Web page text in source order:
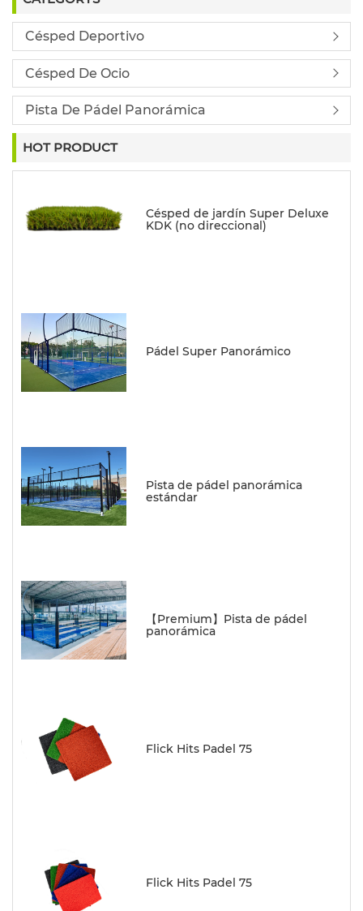
Césped Deportivo
Césped De Ocio
Pista De Pádel Panorámica
HOT PRODUCT
Césped de jardín Super Deluxe
KDK (no direccional)
Pádel Super Panorámico
Pista de pádel panorámica
estándar
【Premium】Pista de pádel
panorámica
Flick Hits Padel 75
Flick Hits Padel 75